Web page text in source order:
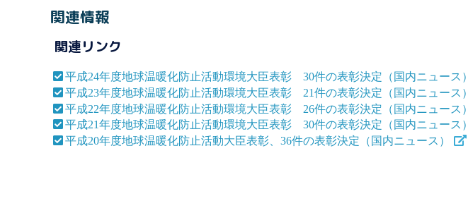
関連情報
関連リンク
平成24年度地球温暖化防止活動環境大臣表彰 30件の表彰決定（国内ニュース）
平成23年度地球温暖化防止活動環境大臣表彰 21件の表彰決定（国内ニュース）
平成22年度地球温暖化防止活動環境大臣表彰 26件の表彰決定（国内ニュース）
平成21年度地球温暖化防止活動環境大臣表彰 30件の表彰決定（国内ニュース）
平成20年度地球温暖化防止活動大臣表彰、36件の表彰決定（国内ニュース）